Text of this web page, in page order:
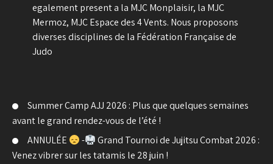
egalement present a la MJC Monplaisir, la MJC
Mermoz, MJC Espace des 4 Vents. Nous proposons
diverses disciplines de la Fédération Française de
Judo
Summer Camp AJJ 2026 : Plus que quelques semaines
avant le grand rendez-vous de l’été !
ANNULÉE
-
Grand Tournoi de Jujitsu Combat 2026 :
Venez vibrer sur les tatamis le 28 juin !